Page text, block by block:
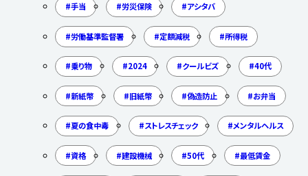
手当 労災保険 アシタバ
労働基準監督署 定額減税 所得税
乗り物 2024 クールビズ 40代
新紙幣 旧紙幣 偽造防止 お弁当
夏の食中毒 ストレスチェック メンタルヘルス
資格 建設機械 50代 最低賃金